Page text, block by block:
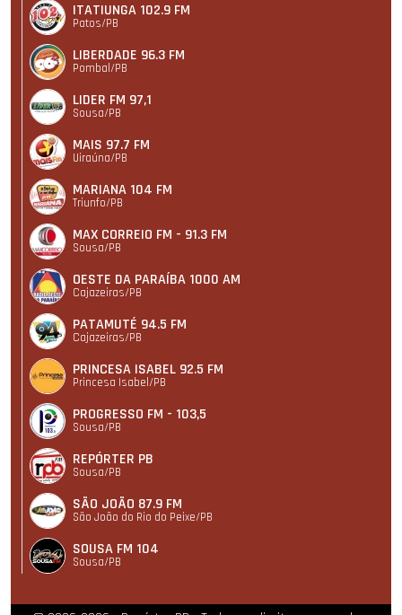
ITATIUNGA 102.9 FM
Patos/PB
LIBERDADE 96.3 FM
Pombal/PB
LIDER FM 97,1
Sousa/PB
MAIS 97.7 FM
Uiraúna/PB
MARIANA 104 FM
Triunfo/PB
MAX CORREIO FM - 91.3 FM
Sousa/PB
OESTE DA PARAÍBA 1000 AM
Cajazeiras/PB
PATAMUTÉ 94.5 FM
Cajazeiras/PB
PRINCESA ISABEL 92.5 FM
Princesa Isabel/PB
PROGRESSO FM - 103,5
Sousa/PB
REPÓRTER PB
Sousa/PB
SÃO JOÃO 87.9 FM
São João do Rio do Peixe/PB
SOUSA FM 104
Sousa/PB